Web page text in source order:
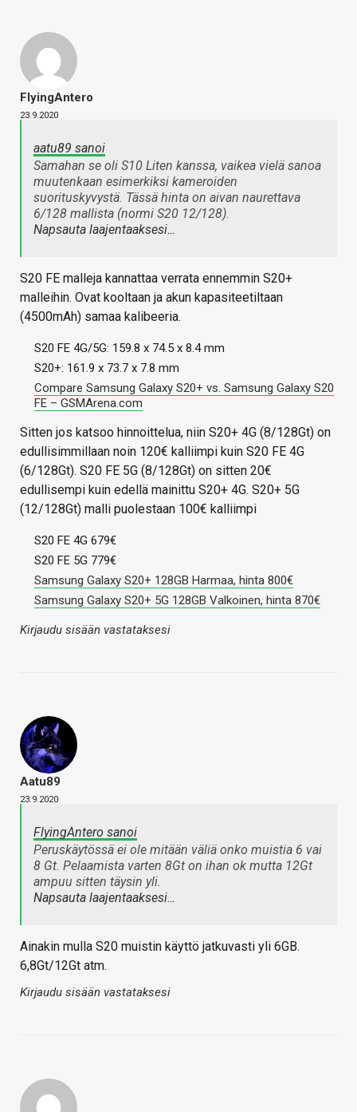
FlyingAntero
23.9.2020
aatu89 sanoi
Samahan se oli S10 Liten kanssa, vaikea vielä sanoa
muutenkaan esimerkiksi kameroiden
suorituskyvystä. Tässä hinta on aivan naurettava
6/128 mallista (normi S20 12/128).
Napsauta laajentaaksesi…
S20 FE malleja kannattaa verrata ennemmin S20+
malleihin. Ovat kooltaan ja akun kapasiteetiltaan
(4500mAh) samaa kalibeeria.
S20 FE 4G/5G: 159.8 x 74.5 x 8.4 mm
S20+: 161.9 x 73.7 x 7.8 mm
Compare Samsung Galaxy S20+ vs. Samsung Galaxy S20
FE – GSMArena.com
Sitten jos katsoo hinnoittelua, niin S20+ 4G (8/128Gt) on
edullisimmillaan noin 120€ kalliimpi kuin S20 FE 4G
(6/128Gt). S20 FE 5G (8/128Gt) on sitten 20€
edullisempi kuin edellä mainittu S20+ 4G. S20+ 5G
(12/128Gt) malli puolestaan 100€ kalliimpi
S20 FE 4G 679€
S20 FE 5G 779€
Samsung Galaxy S20+ 128GB Harmaa, hinta 800€
Samsung Galaxy S20+ 5G 128GB Valkoinen, hinta 870€
Kirjaudu sisään vastataksesi
Aatu89
23.9.2020
FlyingAntero sanoi
Peruskäytössä ei ole mitään väliä onko muistia 6 vai
8 Gt. Pelaamista varten 8Gt on ihan ok mutta 12Gt
ampuu sitten täysin yli.
Napsauta laajentaaksesi…
Ainakin mulla S20 muistin käyttö jatkuvasti yli 6GB.
6,8Gt/12Gt atm.
Kirjaudu sisään vastataksesi